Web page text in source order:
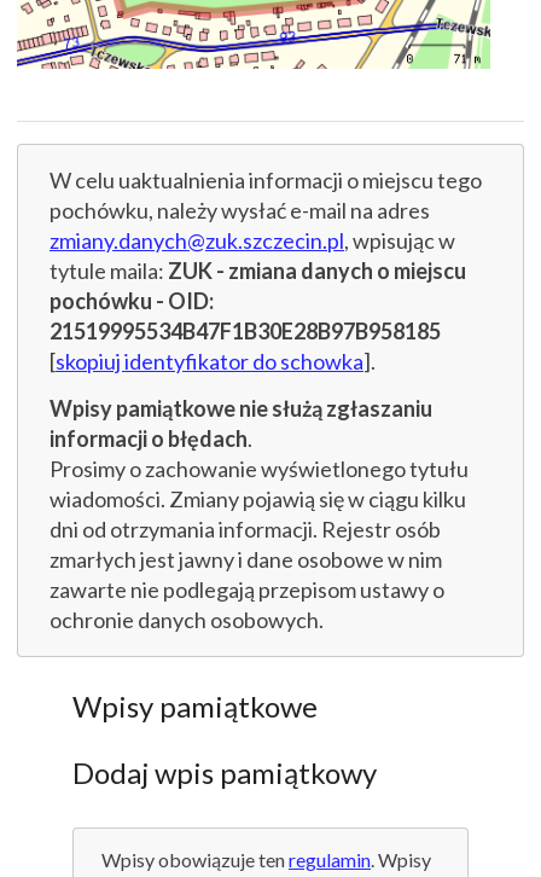
W celu uaktualnienia informacji o miejscu tego
pochówku, należy wysłać e-mail na adres
zmiany.danych@zuk.szczecin.pl, wpisując w
tytule maila: ZUK - zmiana danych o miejscu
pochówku - OID:
21519995534B47F1B30E28B97B958185
[skopiuj identyfikator do schowka].
Wpisy pamiątkowe nie służą zgłaszaniu
informacji o błędach.
Prosimy o zachowanie wyświetlonego tytułu
wiadomości. Zmiany pojawią się w ciągu kilku
dni od otrzymania informacji. Rejestr osób
zmarłych jest jawny i dane osobowe w nim
zawarte nie podlegają przepisom ustawy o
ochronie danych osobowych.
Wpisy pamiątkowe
Dodaj wpis pamiątkowy
Wpisy obowiązuje tenregulamin. Wpisy